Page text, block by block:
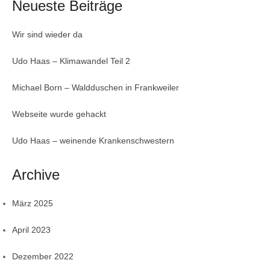
Neueste Beiträge
Wir sind wieder da
Udo Haas – Klimawandel Teil 2
Michael Born – Waldduschen in Frankweiler
Webseite wurde gehackt
Udo Haas – weinende Krankenschwestern
Archive
März 2025
April 2023
Dezember 2022